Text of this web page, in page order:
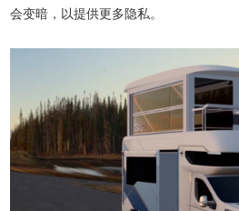
会变暗，以提供更多隐私。